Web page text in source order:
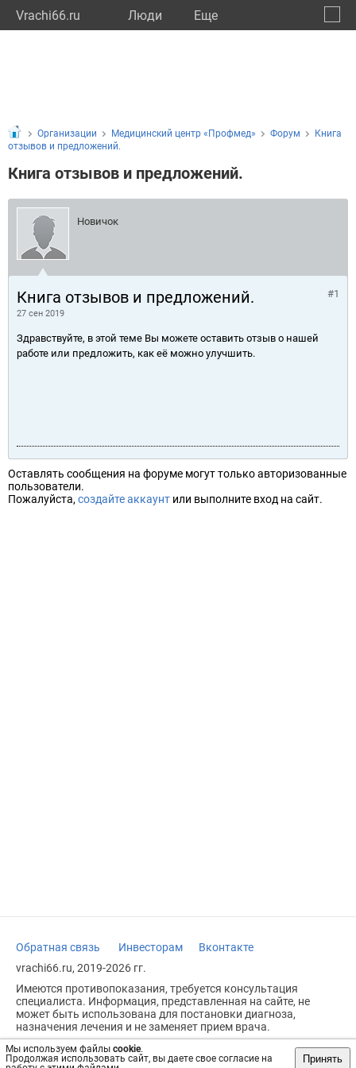
Vrachi66.ru Люди Eще
Мы используем файлы cookie.
Продолжая использовать сайт, вы даете свое согласие на
Принять
Организации Медицинский центр «Профмед» Форум
Книга
отзывов и предложений.
Книга отзывов и предложений.
Новичок
Книга отзывов и предложений.
27 сен 2019
#1
Здравствуйте, в этой теме Вы можете оставить отзыв о нашей
работе или предложить, как её можно улучшить.
Оставлять сообщения на форуме могут только авторизованные
пользователи.
Пожалуйста, создайте аккаунт или выполните вход на сайт.
Обратная связь Инвесторам
Вконтакте
vrachi66.ru, 2019-2026 гг.
Имеются противопоказания, требуется консультация
специалиста. Информация, представленная на сайте, не
может быть использована для постановки диагноза,
назначения лечения и не заменяет прием врача.
Возрастное ограничение: 18+